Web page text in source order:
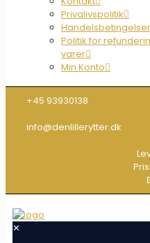
Privalivspolitik
Handelsbetingelser
Politik for
varer
Min Konto
+45 93930138
info@denlillerytter.dk
✕